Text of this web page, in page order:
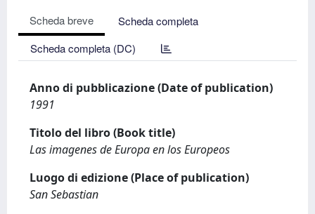
Scheda breve
Scheda completa
Scheda completa (DC)
Anno di pubblicazione (Date of publication)
1991
Titolo del libro (Book title)
Las imagenes de Europa en los Europeos
Luogo di edizione (Place of publication)
San Sebastian